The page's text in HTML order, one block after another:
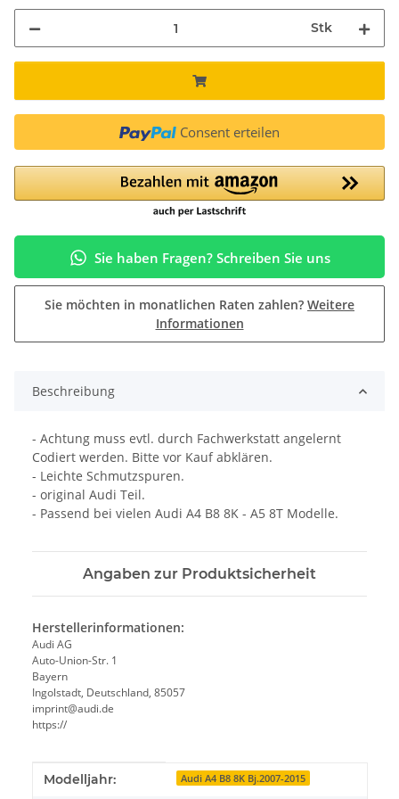
Stk
Consent erteilen
Sie haben Fragen? Schreiben Sie uns
Sie möchten in monatlichen Raten zahlen? Weitere
Informationen
Beschreibung
- Achtung muss evtl. durch Fachwerkstatt angelernt
Codiert werden. Bitte vor Kauf abklären.
- Leichte Schmutzspuren.
- original Audi Teil.
- Passend bei vielen Audi A4 B8 8K - A5 8T Modelle.
Angaben zur Produktsicherheit
Herstellerinformationen:
Audi AG
Auto-Union-Str. 1
Bayern
Ingolstadt, Deutschland, 85057
imprint@audi.de
https://
Produkteigenschaft
Wert
Modelljahr: Audi A4 B8 8K Bj.2007-2015